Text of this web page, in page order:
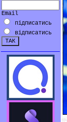
Email
підписатись
відписатись